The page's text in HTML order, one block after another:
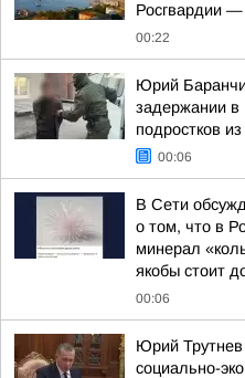
Росгвардии
00:22
Юрий
задержании в
подростков
00:06
В Сети
о том, что в
минерал
якобы стоит
00:06
Юрий
социально-